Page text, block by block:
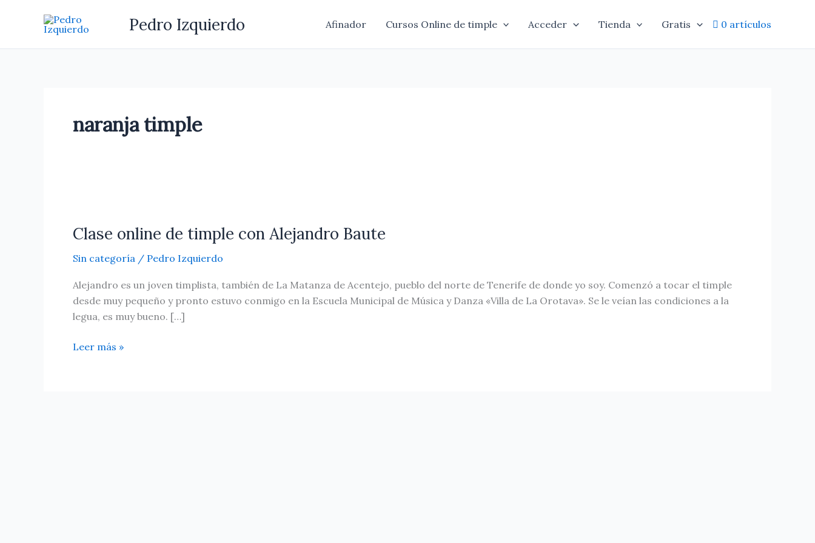
Pedro Izquierdo Afinador Cursos Online de timple Acceder Tienda Gratis 0 artículos
naranja timple
Clase online de timple con Alejandro Baute
Sin categoría / Pedro Izquierdo
Alejandro es un joven timplista, también de La Matanza de Acentejo, pueblo del norte de Tenerife de donde yo soy. Comenzó a tocar el timple
desde muy pequeño y pronto estuvo conmigo en la Escuela Municipal de Música y Danza «Villa de La Orotava». Se le veían las condiciones a la
legua, es muy bueno. […]
de
con
Alejandro
Baute
Leer más »